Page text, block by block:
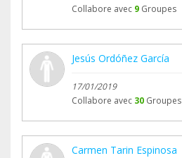
Collabore avec 9 Groupes
Jesús Ordóñez García
17/01/2019
Collabore avec 30 Groupes
Carmen Tarin Espinosa